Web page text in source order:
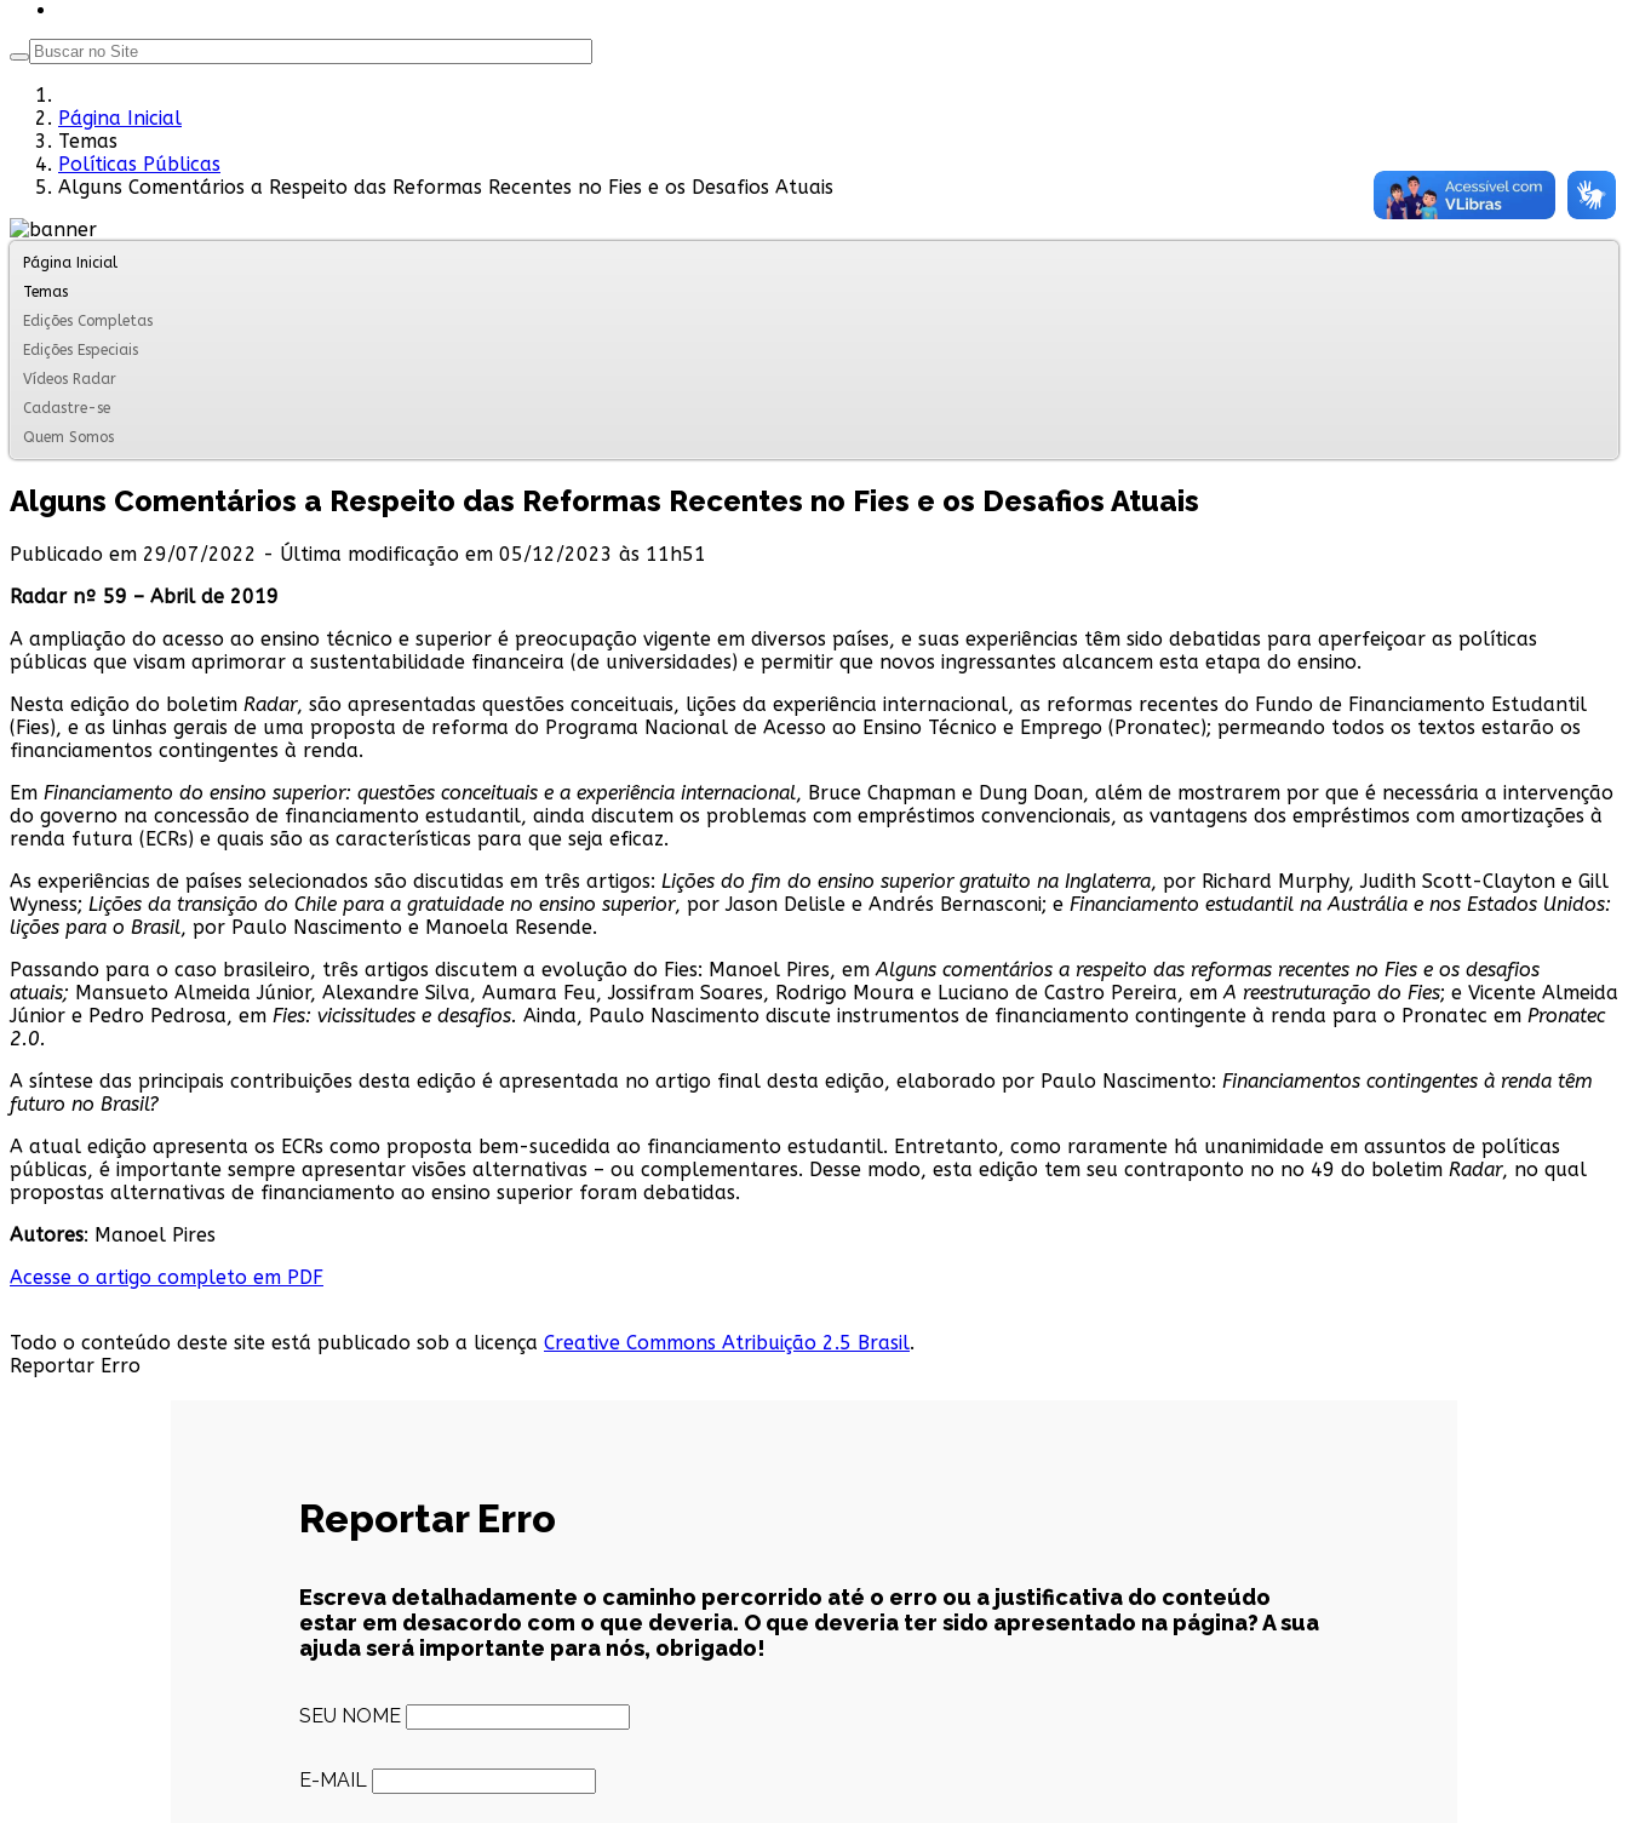
Página Inicial
Temas
Políticas Públicas
Alguns Comentários a Respeito das Reformas Recentes no Fies e os Desafios Atuais
Página Inicial
Temas
Edições Completas
Edições Especiais
Vídeos Radar
Cadastre-se
Quem Somos
Alguns Comentários a Respeito das Reformas Recentes no Fies e os Desafios Atuais
Publicado em 29/07/2022 - Última modificação em 05/12/2023 às 11h51
Radar nº 59 – Abril de 2019
A ampliação do acesso ao ensino técnico e superior é preocupação vigente em diversos países, e suas experiências têm sido debatidas para aperfeiçoar as políticas
públicas que visam aprimorar a sustentabilidade financeira (de universidades) e permitir que novos ingressantes alcancem esta etapa do ensino.
Nesta edição do boletim Radar, são apresentadas questões conceituais, lições da experiência internacional, as reformas recentes do Fundo de Financiamento Estudantil
(Fies), e as linhas gerais de uma proposta de reforma do Programa Nacional de Acesso ao Ensino Técnico e Emprego (Pronatec); permeando todos os textos estarão os
financiamentos contingentes à renda.
Em Financiamento do ensino superior: questões conceituais e a experiência internacional, Bruce Chapman e Dung Doan, além de mostrarem por que é necessária a intervenção
do governo na concessão de financiamento estudantil, ainda discutem os problemas com empréstimos convencionais, as vantagens dos empréstimos com amortizações à
renda futura (ECRs) e quais são as características para que seja eficaz.
As experiências de países selecionados são discutidas em três artigos: Lições do fim do ensino superior gratuito na Inglaterra, por Richard Murphy, Judith Scott-Clayton e Gill
Wyness; Lições da transição do Chile para a gratuidade no ensino superior, por Jason Delisle e Andrés Bernasconi; e Financiamento estudantil na Austrália e nos Estados Unidos:
lições para o Brasil, por Paulo Nascimento e Manoela Resende.
Passando para o caso brasileiro, três artigos discutem a evolução do Fies: Manoel Pires, emAlguns comentários a respeito das reformas recentes no Fies e os desafios
atuais; Mansueto Almeida Júnior, Alexandre Silva, Aumara Feu, Jossifram Soares, Rodrigo Moura e Luciano de Castro Pereira, emA reestruturação do Fies; e Vicente Almeida
Júnior e Pedro Pedrosa, em Fies: vicissitudes e desafios. Ainda, Paulo Nascimento discute instrumentos de financiamento contingente à renda para o Pronatec em Pronatec
2.0.
A síntese das principais contribuições desta edição é apresentada no artigo final desta edição, elaborado por Paulo Nascimento: Financiamentos contingentes à renda têm
futuro no Brasil?
A atual edição apresenta os ECRs como proposta bem-sucedida ao financiamento estudantil. Entretanto, como raramente há unanimidade em assuntos de políticas
públicas, é importante sempre apresentar visões alternativas – ou complementares. Desse modo, esta edição tem seu contraponto no no 49 do boletim Radar, no qual
propostas alternativas de financiamento ao ensino superior foram debatidas.
Autores: Manoel Pires
Acesse o artigo completo em PDF
Todo o conteúdo deste site está publicado sob a licença Creative Commons Atribuição 2.5 Brasil.
Reportar Erro
Reportar Erro
Escreva detalhadamente o caminho percorrido até o erro ou a justificativa do conteúdo
estar em desacordo com o que deveria. O que deveria ter sido apresentado na página? A sua
ajuda será importante para nós, obrigado!
SEU NOME
E-MAIL